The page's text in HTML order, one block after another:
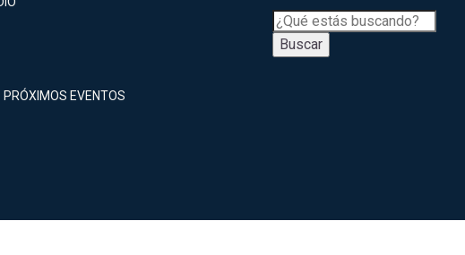
PRÓXIMOS EVENTOS
Buscar